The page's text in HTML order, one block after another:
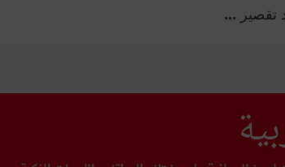
تقصير ...